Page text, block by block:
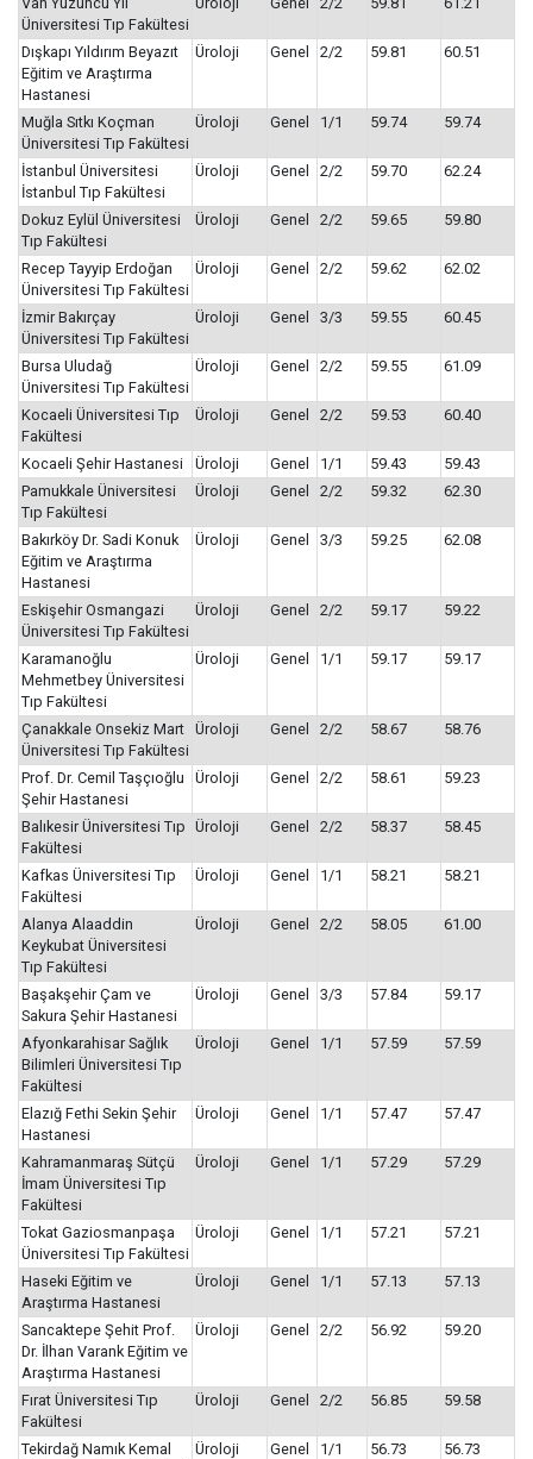
Üniversitesi Tıp Fakültesi
Dışkapı Yıldırım Beyazıt
Eğitim ve Araştırma
Hastanesi
Üroloji Genel 2/2 59.81 60.51
Muğla Sıtkı Koçman
Üniversitesi Tıp Fakültesi
Üroloji Genel 1/1 59.74 59.74
İstanbul Üniversitesi
İstanbul Tıp Fakültesi
Üroloji Genel 2/2 59.70 62.24
Dokuz Eylül Üniversitesi
Tıp Fakültesi
Üroloji Genel 2/2 59.65 59.80
Recep Tayyip Erdoğan
Üniversitesi Tıp Fakültesi
Üroloji Genel 2/2 59.62 62.02
İzmir Bakırçay
Üniversitesi Tıp Fakültesi
Üroloji Genel 3/3 59.55 60.45
Bursa Uludağ
Üniversitesi Tıp Fakültesi
Üroloji Genel 2/2 59.55 61.09
Kocaeli Üniversitesi Tıp
Fakültesi
Üroloji Genel 2/2 59.53 60.40
Kocaeli Şehir Hastanesi Üroloji Genel 1/1 59.43
59.43
Pamukkale Üniversitesi
Tıp Fakültesi
Üroloji Genel 2/2 59.32 62.30
Bakırköy Dr. Sadi Konuk
Eğitim ve Araştırma
Hastanesi
Üroloji Genel 3/3 59.25 62.08
Eskişehir Osmangazi
Üniversitesi Tıp Fakültesi
Üroloji Genel 2/2 59.17 59.22
Karamanoğlu
Mehmetbey Üniversitesi
Tıp Fakültesi
Üroloji Genel 1/1 59.17 59.17
Çanakkale Onsekiz Mart
Üniversitesi Tıp Fakültesi
Üroloji Genel 2/2 58.67 58.76
Prof. Dr. Cemil Taşçıoğlu
Şehir Hastanesi
Üroloji Genel 2/2 58.61 59.23
Balıkesir Üniversitesi Tıp
Fakültesi
Üroloji Genel 2/2 58.37 58.45
Kafkas Üniversitesi Tıp
Fakültesi
Üroloji Genel 1/1 58.21 58.21
Alanya Alaaddin
Keykubat Üniversitesi
Tıp Fakültesi
Üroloji Genel 2/2 58.05 61.00
Başakşehir Çam ve
Sakura Şehir Hastanesi
Üroloji Genel 3/3 57.84 59.17
Afyonkarahisar Sağlık
Bilimleri Üniversitesi Tıp
Fakültesi
Üroloji Genel 1/1 57.59 57.59
Elazığ Fethi Sekin Şehir
Hastanesi
Üroloji Genel 1/1 57.47 57.47
Kahramanmaraş Sütçü
İmam Üniversitesi Tıp
Fakültesi
Üroloji Genel 1/1 57.29 57.29
Tokat Gaziosmanpaşa
Üniversitesi Tıp Fakültesi
Üroloji Genel 1/1 57.21 57.21
Haseki Eğitim ve
Araştırma Hastanesi
Üroloji Genel 1/1 57.13 57.13
Sancaktepe Şehit Prof.
Dr. İlhan Varank Eğitim ve
Araştırma Hastanesi
Üroloji Genel 2/2 56.92 59.20
Fırat Üniversitesi Tıp
Fakültesi
Üroloji Genel 2/2 56.85 59.58
Tekirdağ Namık Kemal
Üroloji Genel 1/1 56.73 56.73